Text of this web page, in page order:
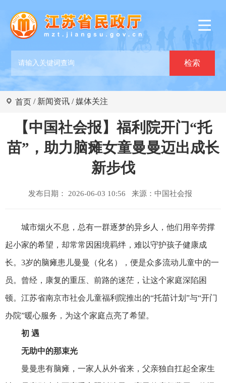
首页 / 新闻资讯 /媒体关注
【中国社会报】福利院开门“托
苗”，助力脑瘫女童曼曼迈出成长
新步伐
发布日期： 2026-06-03 10:56 来源： 中国社会报
城市烟火不息，总有一群逐梦的异乡人，他们用辛劳撑
起小家的希望，却常常因困境羁绊，难以守护孩子健康成
长。3岁的脑瘫患儿曼曼（化名），便是众多流动 儿童中的一
员。曾经， 康复的重压、前路的迷茫，让这个家庭深陷困
顿。江苏省南京市社会 儿童福利院推出的“托苗计划”与“开门
办院”暖心服务 ，为这个家庭点亮了希望。
初 遇
无助中的那束光
曼曼患有脑瘫，一家人从外省来，父亲独自扛起全家生